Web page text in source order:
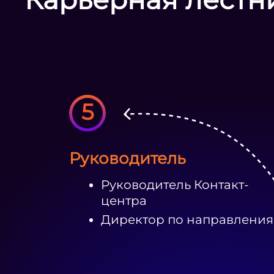
5
Руководитель
Руководитель Контакт-
центра
Директор по